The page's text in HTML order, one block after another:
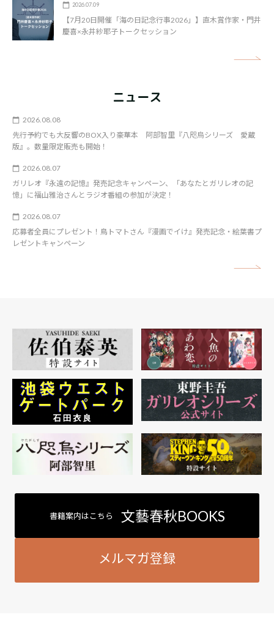
2026.07.09
【7月20日開催「海の日記念行事2026」】直木賞作家・門井
慶喜×永井紗耶子トークセッション
ニュース
2026.08.08
先行予約でも大反響のBOX入り豪華本 阿部智里『八咫烏シリーズ 愛蔵
版』。数量限定販売も開始！
2026.08.07
ガリレオ『永遠の記憶』発売記念キャンペーン、「あなたとガリレオの記
憶」に福山雅治さんとラジオ番組の参加が決定！
2026.08.07
応募者全員にプレゼント！鳥トマトさん『漫画でイけ』発売記念・絵葉書プ
レゼントキャンペーン
書籍案内はこちら 文藝春秋BOOKS
メルマガ登録